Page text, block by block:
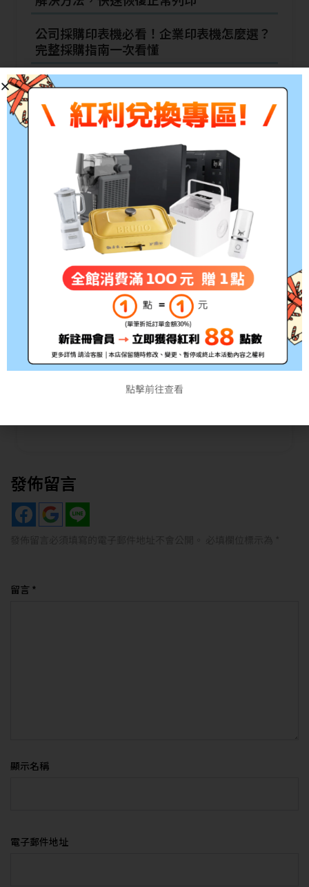
公司採購印表機必看！企業印表機怎麼選？
完整採購指南一次看懂
為什麼辦公室列印成本容易被忽略？
LAIFU品牌任兩件送三百
Uncategorized
下單就送禮，滿額再送小米手環等大獎
動動手指抽大獎
印表機 / 事務機
廚餘機主機 滿額贈送/抽【日本】東京｜哈利波
特影城｜門票/加購價
影印機/印表機 租賃
抽獎名單
發佈留言
留言 *
顯示名稱
電子郵件地址
點擊前往查看